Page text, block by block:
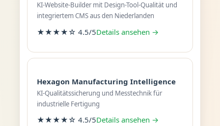
KI-Website-Builder mit Design-Tool-Qualität und
integriertem CMS aus den Niederlanden
★★★★☆ 4.5/5Details ansehen →
Hexagon Manufacturing Intelligence
KI-Qualitätssicherung und Messtechnik für
industrielle Fertigung
★★★★☆ 4.5/5Details ansehen →